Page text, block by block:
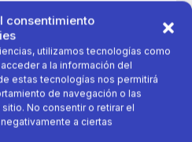
consentimiento
utilizamos tecnologías como
a la información del
estas tecnologías nos permitirá
de navegación o las
No consentir o retirar el
a ciertas